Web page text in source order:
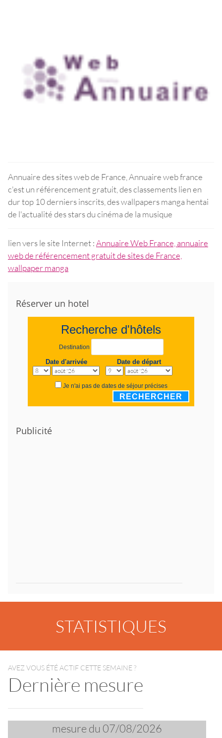
Annuaire des sites web de France, Annuaire web france
c'est un référencement gratuit, des classements lien en
dur top 10 derniers inscrits, des wallpapers manga hentai
de l'actualité des stars du cinéma de la musique
lien vers le site Internet :Annuaire Web France, annuaire
web de référencement gratuit de sites de France,
wallpaper manga
Réserver un hotel
Recherche d'hôtels
Destination
Date d'arrivée Date de départ
Je n'ai pas de dates de séjour précises
RECHERCHER
Publicité
STATISTIQUES
AVEZ VOUS ÉTÉ ACTIF CETTE SEMAINE ?
Dernière mesure
mesure du 07/08/2026